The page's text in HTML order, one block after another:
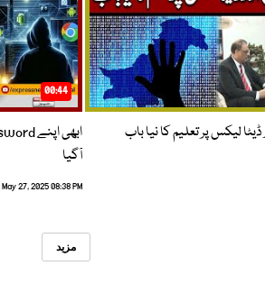
ڈیٹا لیکس پر تعلیم کا نیا باب
00:44
آگیا
May 27, 2025 08:38 PM
مزید